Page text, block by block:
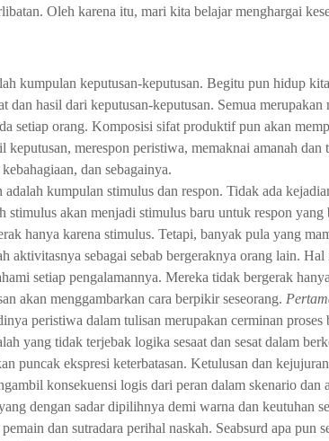
Oleh karena itu, mari kita belajar menghargai
kumpulan keputusan-keputusan. Begitu pun hidup
dan hasil dari keputusan-keputusan. Semua
setiap orang. Komposisi sifat produktif pun akan
keputusan, merespon peristiwa, memaknai amanah dan
dan sebagainya.
adalah kumpulan stimulus dan respon. Tidak ada
stimulus akan menjadi stimulus baru untuk respon
hanya karena stimulus. Tetapi, banyak pula yang
aktivitasnya sebagai sebab bergeraknya orang lain.
setiap pengalamannya. Mereka tidak bergerak
akan menggambarkan cara berpikir seseorang.
peristiwa dalam tulisan merupakan cerminan
yang tidak terjebak logika sesaat dan sesat dalam
puncak ekspresi keterbatasan. Ketulusan dan
konsekuensi logis dari peran dalam skenario dan
dengan sadar dipilihnya demi warna dan keutuhan
dan sutradara perihal naskah. Seabsurd apa pun